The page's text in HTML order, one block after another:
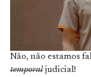
Não, não estamos
temporal judicial!